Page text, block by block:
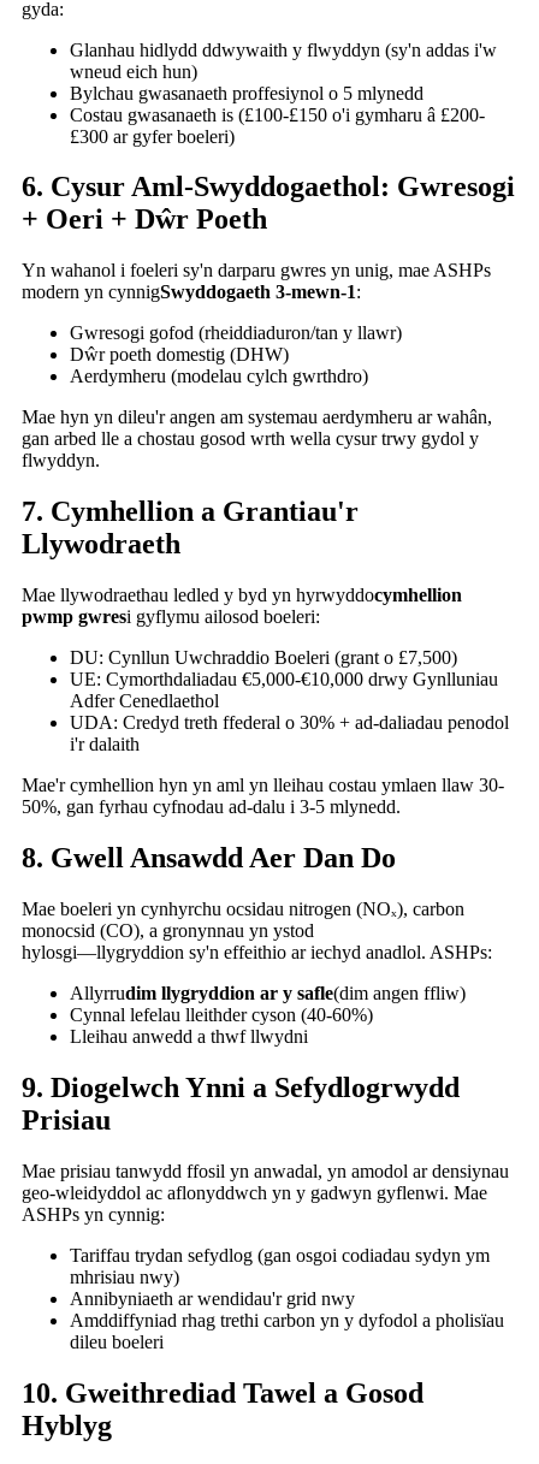
gyda:
Glanhau hidlydd ddwywaith y flwyddyn (sy'n addas i'w
wneud eich hun)
Bylchau gwasanaeth proffesiynol o 5 mlynedd
Costau gwasanaeth is (£100-£150 o'i gymharu â £200-
£300 ar gyfer boeleri)
6. Cysur Aml-Swyddogaethol: Gwresogi
+ Oeri + Dŵr Poeth
Yn wahanol i foeleri sy'n darparu gwres yn unig, mae ASHPs
modern yn cynnigSwyddogaeth 3-mewn-1:
Gwresogi gofod (rheiddiaduron/tan y llawr)
Dŵr poeth domestig (DHW)
Aerdymheru (modelau cylch gwrthdro)
Mae hyn yn dileu'r angen am systemau aerdymheru ar wahân,
gan arbed lle a chostau gosod wrth wella cysur trwy gydol y
flwyddyn.
7. Cymhellion a Grantiau'r
Llywodraeth
Mae llywodraethau ledled y byd yn hyrwyddocymhellion
pwmp gwresi gyflymu ailosod boeleri:
DU: Cynllun Uwchraddio Boeleri (grant o £7,500)
UE: Cymorthdaliadau €5,000-€10,000 drwy Gynlluniau
Adfer Cenedlaethol
UDA: Credyd treth ffederal o 30% + ad-daliadau penodol
i'r dalaith
Mae'r cymhellion hyn yn aml yn lleihau costau ymlaen llaw 30-
50%, gan fyrhau cyfnodau ad-dalu i 3-5 mlynedd.
8. Gwell Ansawdd Aer Dan Do
Mae boeleri yn cynhyrchu ocsidau nitrogen (NOₓ), carbon
monocsid (CO), a gronynnau yn ystod
hylosgi—llygryddion sy'n effeithio ar iechyd anadlol. ASHPs:
Allyrrudim llygryddion ar y safle(dim angen ffliw)
Cynnal lefelau lleithder cyson (40-60%)
Lleihau anwedd a thwf llwydni
9. Diogelwch Ynni a Sefydlogrwydd
Prisiau
Mae prisiau tanwydd ffosil yn anwadal, yn amodol ar densiynau
geo-wleidyddol ac aflonyddwch yn y gadwyn gyflenwi. Mae
ASHPs yn cynnig:
Tariffau trydan sefydlog (gan osgoi codiadau sydyn ym
mhrisiau nwy)
Annibyniaeth ar wendidau'r grid nwy
Amddiffyniad rhag trethi carbon yn y dyfodol a pholisïau
dileu boeleri
10. Gweithrediad Tawel a Gosod
Hyblyg